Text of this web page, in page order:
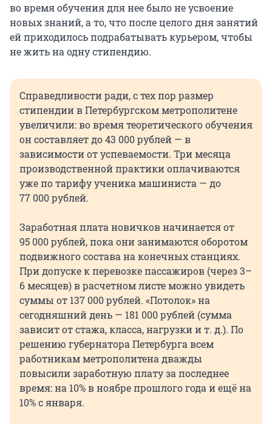
во время обучения для нее было не усвоение
новых знаний, а то, что после целого дня занятий
ей приходилось подрабатывать курьером, чтобы
не жить на одну стипендию.
Справедливости ради, с тех пор размер
стипендии в Петербургском метрополитене
увеличили: во время теоретического обучения
он составляет до 43 000 рублей — в
зависимости от успеваемости. Три месяца
производственной практики оплачиваются
уже по тарифу ученика машиниста — до
77 000 рублей.
Заработная плата новичков начинается от
95 000 рублей, пока они занимаются оборотом
подвижного состава на конечных станциях.
При допуске к перевозке пассажиров (через 3–
6 месяцев) в расчетном листе можно увидеть
суммы от 137 000 рублей. «Потолок» на
сегодняшний день — 181 000 рублей (сумма
зависит от стажа, класса, нагрузки и т. д.). По
решению губернатора Петербурга всем
работникам метрополитена дважды
повысили заработную плату за последнее
время: на 10% в ноябре прошлого года и ещё на
10% с января.